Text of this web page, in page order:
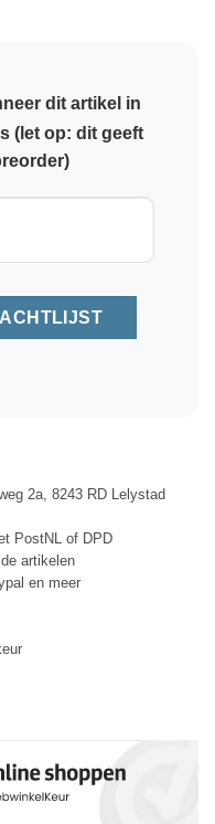
dit artikel in
(let op: dit geeft
2a, 8243 RD Lelystad
PostNL of DPD
artikelen
en meer